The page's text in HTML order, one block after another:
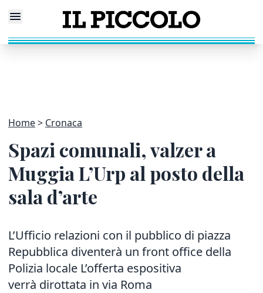
Home Cronaca
Spazi comunali, valzer a
Muggia L’Urp al posto della
sala d’arte
L’Ufficio relazioni con il pubblico di piazza
Repubblica diventerà un front office della
Polizia locale L’offerta espositiva
verrà dirottata in via Roma